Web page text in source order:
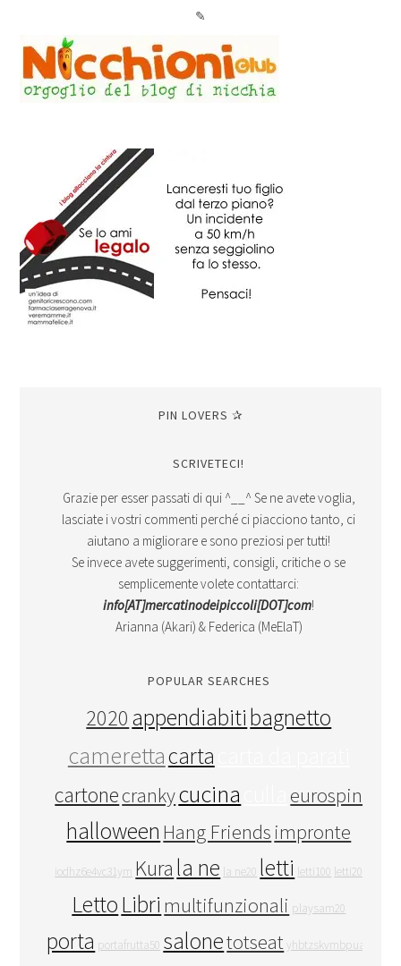
✎
PIN LOVERS ✰
SCRIVETECI!
Grazie per esser passati di qui ^__^ Se ne avete voglia,
lasciate i vostri commenti perché ci piacciono tanto, ci
aiutano a migliorare e sono preziosi per tutti!
Se invece avete suggerimenti, consigli, critiche o se
semplicemente volete contattarci:
info[AT]mercatinodeipiccoli[DOT]com!
Arianna (Akari) & Federica (MeElaT)
POPULAR SEARCHES
2020appendiabitibagnetto
camerettacarta
cartonecrankycucina eurospin
halloween Hang Friends impronte
iodhz6e4vc31ym Kurala ne la ne20 letti letti100 letti20
LettoLibri multifunzionali playsam20
porta portafrutta50 salonetotseatyhbtzskvmbpuay